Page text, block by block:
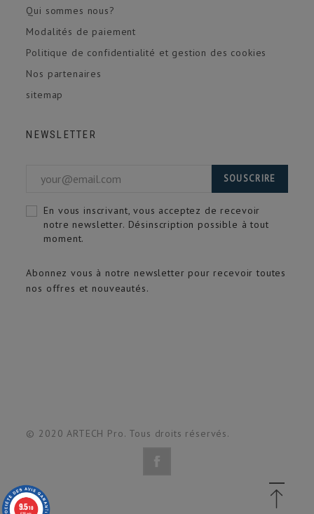
Qui sommes nous?
Modalités de paiement
Politique de confidentialité et gestion des cookies
Nos partenaires
sitemap
NEWSLETTER
Abonnez vous à notre newsletter pour recevoir toutes
nos offres et nouveautés.
SOUSCRIRE
En vous inscrivant, vous acceptez de recevoir
notre newsletter. Désinscription possible à tout
moment.
© 2020 ARTECH Pro. Tous droits réservés.
9.5/10